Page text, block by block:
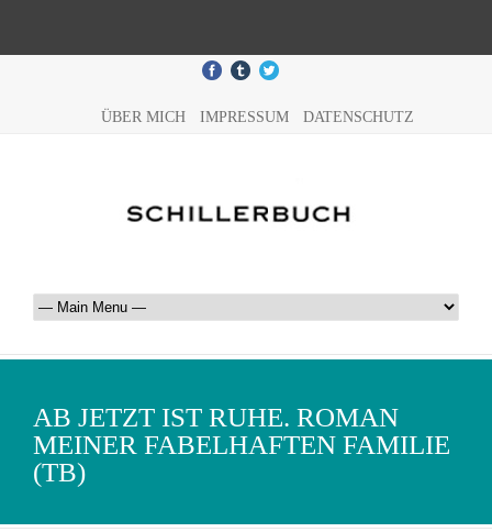
ÜBER MICH IMPRESSUM DATENSCHUTZ
AB JETZT IST RUHE. ROMAN
MEINER FABELHAFTEN FAMILIE
(TB)